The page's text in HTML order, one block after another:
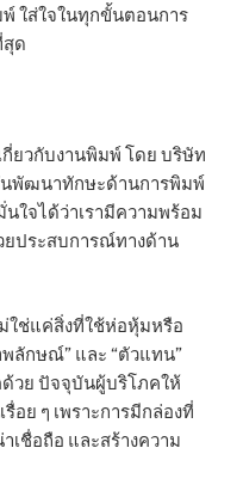
ใส่ใจในทุกขั้นตอนการ
ด
ยวกับงานพิมพ์ โดย บริษัท
นพัฒนาทักษะด้านการพิมพ์
ใจได้ว่าเรามีความพร้อม
ประสบการณ์ทางด้าน
ใช่แค่สิ่งที่ใช้ห่อหุ้มหรือ
ลักษณ์” และ “ตัวแทน”
วย ปัจจุบันผู้บริโภคให้
ย ๆ เพราะการมีกล่องที่
เชื่อถือ และสร้างความ